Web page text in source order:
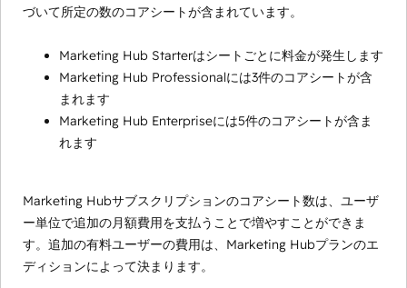
づいて所定の数のコアシートが含まれています。
Marketing Hub Starterはシートごとに料金が発生します
Marketing Hub Professionalには3件のコアシートが含
まれます
Marketing Hub Enterpriseには5件のコアシートが含ま
れます
Marketing Hubサブスクリプションのコアシート数は、ユーザ
ー単位で追加の月額費用を支払うことで増やすことができま
す。追加の有料ユーザーの費用は、Marketing Hubプランのエ
ディションによって決まります。